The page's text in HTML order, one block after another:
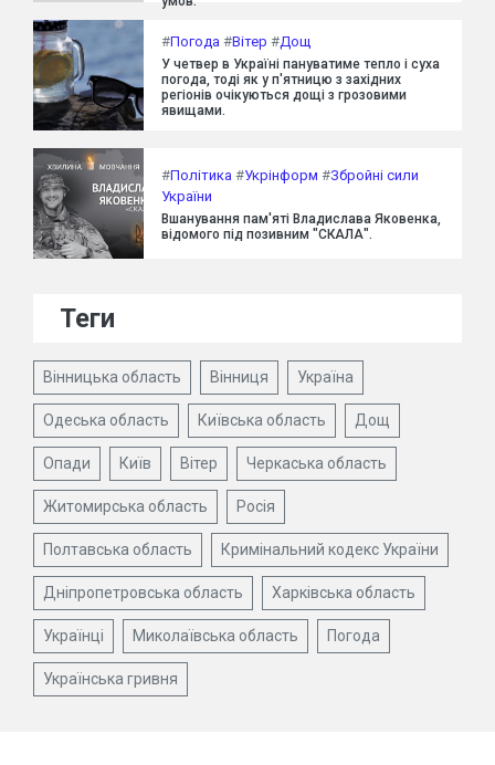
#Погода #Вітер #Дощ
У четвер в Україні пануватиме тепло і суха
погода, тоді як у п'ятницю з західних
регіонів очікуються дощі з грозовими
явищами.
#Політика #Укрінформ #Збройні сили
України
Вшанування пам'яті Владислава Яковенка,
відомого під позивним "СКАЛА".
Теги
Вінницька область Вінниця Україна
Одеська область Київська область Дощ
Опади Київ Вітер Черкаська область
Житомирська область Росія
Полтавська область Кримінальний кодекс України
Дніпропетровська область Харківська область
Українці Миколаївська область Погода
Українська гривня